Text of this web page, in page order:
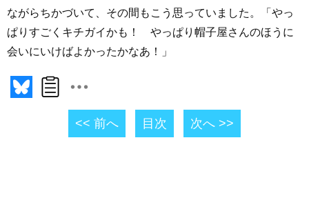
ながらちかづいて、その間もこう思っていました。「やっ
ぱりすごくキチガイかも！ やっぱり帽子屋さんのほうに
会いにいけばよかったかなあ！」
<< 前へ 目次 次へ >>